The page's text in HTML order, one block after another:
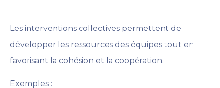
Les interventions collectives permettent de
développer les ressources des équipes tout en
favorisant la cohésion et la coopération.
Exemples :